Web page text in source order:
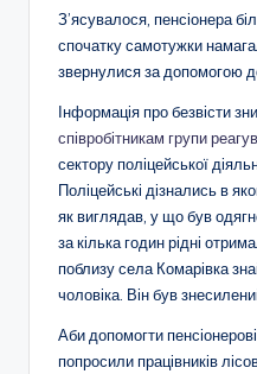
З’ясувалося, пенсіонера
спочатку самотужки
звернулися за допомогою
Інформація про безвісти
співробітникам групи
сектору поліцейської
Поліцейські дізнались в
як виглядав, у що був
за кілька годин рідні
поблизу села Комарівка
чоловіка. Він був
Аби допомогти
попросили працівників